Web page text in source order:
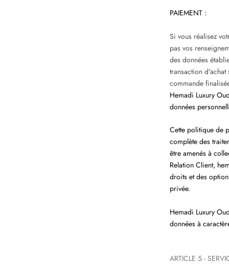
PAIEMENT :
Si vous réalisez
pas vos
des données
transaction
commande
Hemadi Luxury
données
Cette politique de
complète des
être amenés à
Relation Client,
droits et des
privée.
Hemadi Luxury
données à
ARTICLE 5 -